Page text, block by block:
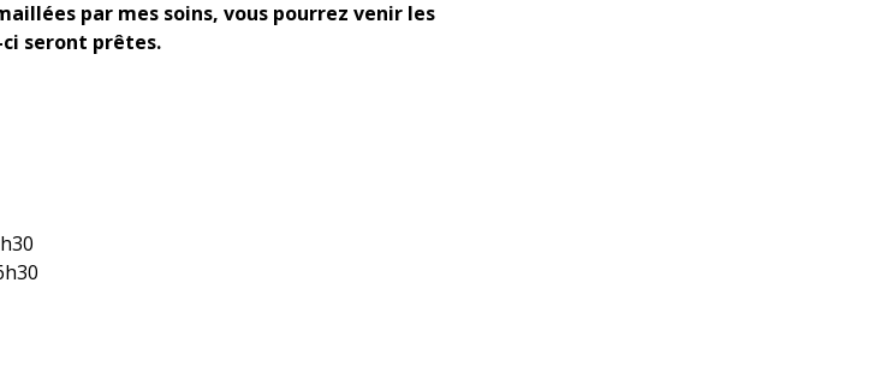
par mes soins, vous pourrez venir les
seront prêtes.